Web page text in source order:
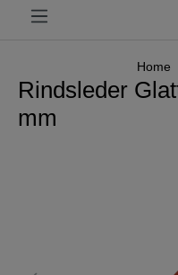
Home
Rindsleder
mm